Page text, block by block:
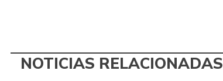
NOTICIAS RELACIONADAS